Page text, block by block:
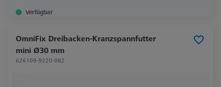
Verfügbar
OmniFix Dreibacken-Kranzspannfutter
mini Ø30 mm
626109-9220-082